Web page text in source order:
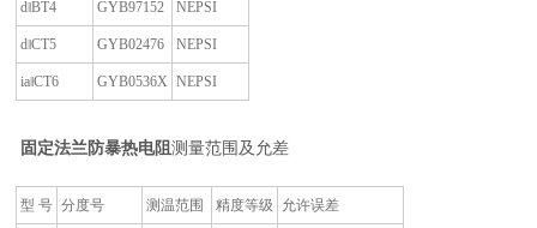
d‖BT4 GYB97152 NEPSI
d‖CT5 GYB02476 NEPSI
ia‖CT6 GYB0536X NEPSI
固定法兰防暴热电阻测量范围及允差
型 号 分度号 测温范围 精度等级 允许误差